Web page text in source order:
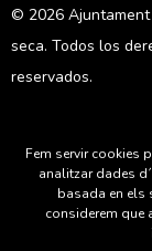
© 2026
seca. Todos los
reservados.
Fem servir cookies
analitzar dades
basada en els
considerem que